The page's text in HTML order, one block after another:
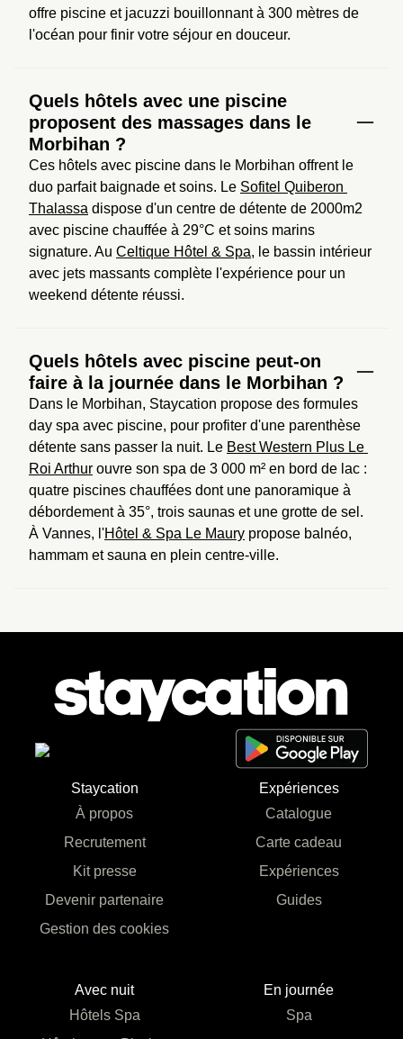
offre piscine et jacuzzi bouillonnant à 300 mètres de
l'océan pour finir votre séjour en douceur.
Quels hôtels avec une piscine
proposent des massages dans le
Morbihan ?
Ces hôtels avec piscine dans le Morbihan offrent le
duo parfait baignade et soins. Le Sofitel Quiberon
Thalassa dispose d'un centre de détente de 2000m2
avec piscine chauffée à 29°C et soins marins
signature. Au Celtique Hôtel & Spa, le bassin intérieur
avec jets massants complète l'expérience pour un
weekend détente réussi.
Quels hôtels avec piscine peut-on
faire à la journée dans le Morbihan ?
Dans le Morbihan, Staycation propose des formules
day spa avec piscine, pour profiter d'une parenthèse
détente sans passer la nuit. Le Best Western Plus Le
Roi Arthur ouvre son spa de 3 000 m² en bord de lac :
quatre piscines chauffées dont une panoramique à
débordement à 35°, trois saunas et une grotte de sel.
À Vannes, l'Hôtel & Spa Le Maury propose balnéo,
hammam et sauna en plein centre-ville.
Staycation
À propos
Recrutement
Kit presse
Devenir partenaire
Gestion des cookies
Expériences
Catalogue
Carte cadeau
Expériences
Guides
Avec nuit
Hôtels Spa
En journée
Spa